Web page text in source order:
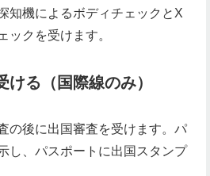
知機によるボディチェックとX
ックを受けます。
ける（国際線のみ）
の後に出国審査を受けます。パ
し、パスポートに出国スタンプ